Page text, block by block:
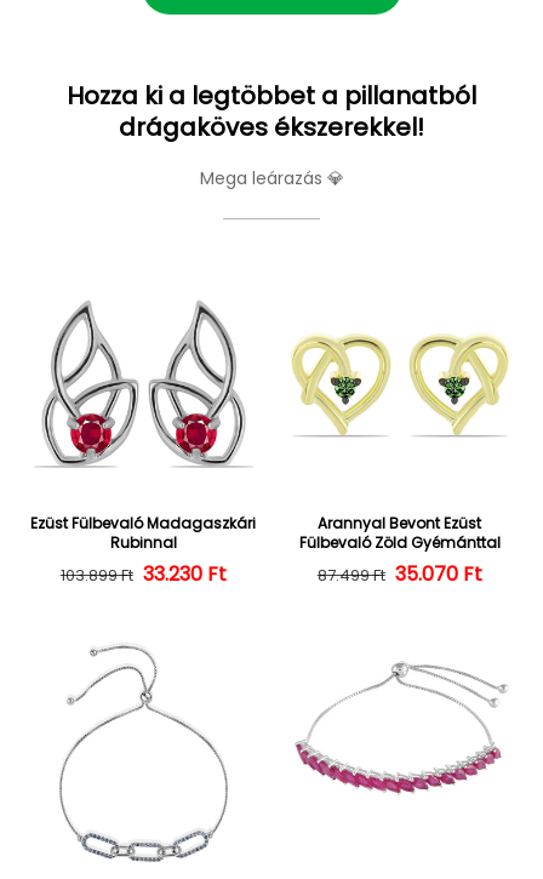
Hozza ki a legtöbbet a pillanatból
drágaköves ékszerekkel!
Mega leárazás 💎
Ezüst Fülbevaló Madagaszkári
Rubinnal
Normál ár
103.899 Ft Kedvezményes ár
33.230 Ft
Arannyal Bevont Ezüst
Fülbevaló Zöld Gyémánttal
Normál ár
87.499 Ft 35.070 Ft